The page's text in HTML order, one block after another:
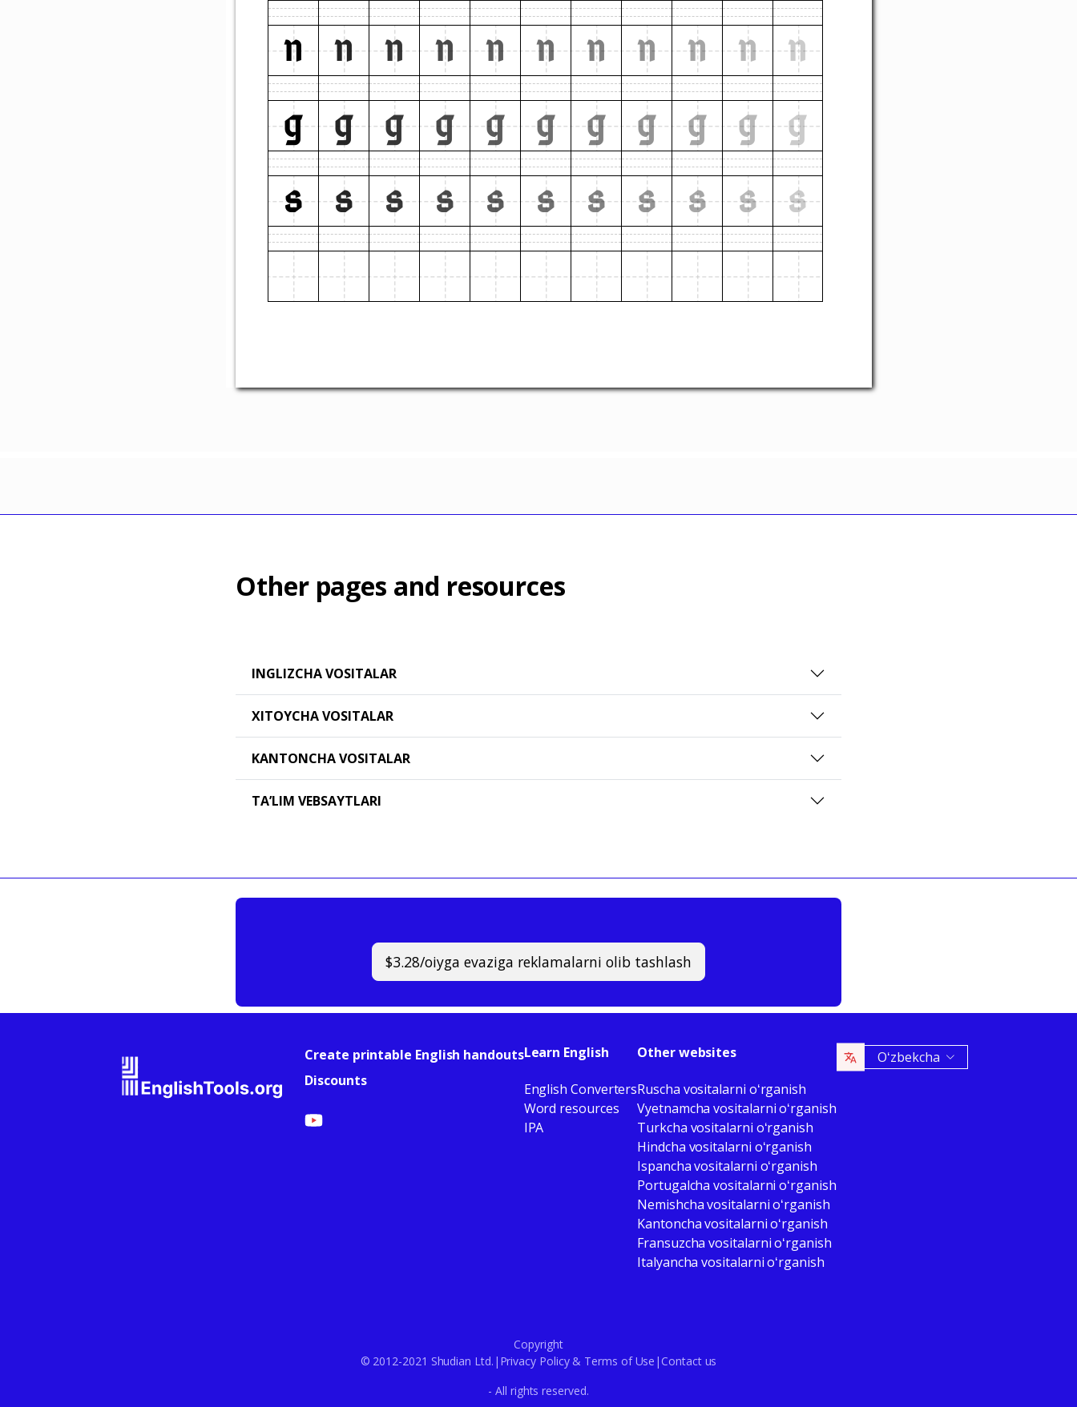
n
n n n n n n n n n
n
g
g g g g g g g g g
g
s
s s s s s s s s s s
Other pages and resources
INGLIZCHA VOSITALAR
XITOYCHA VOSITALAR
KANTONCHA VOSITALAR
TAʼLIM VEBSAYTLARI
$3.28/oiyga evaziga reklamalarni olib tashlash
Create printable English handouts
Discounts
Learn English
English Converters
Word resources
IPA
Other websites
Ruscha vositalarni oʻrganish
Vyetnamcha vositalarni oʻrganish
Turkcha vositalarni oʻrganish
Hindcha vositalarni oʻrganish
Ispancha vositalarni oʻrganish
Portugalcha vositalarni oʻrganish
Nemishcha vositalarni oʻrganish
Kantoncha vositalarni oʻrganish
Fransuzcha vositalarni oʻrganish
Italyancha vositalarni oʻrganish
Oʻzbekcha
Copyright
© 2012-2021 Shudian Ltd.| Privacy Policy& Terms of Use | Contact us
- All rights reserved.